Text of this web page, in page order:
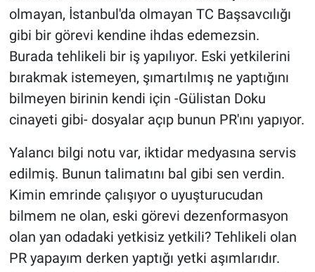
olmayan, İstanbul'da olmayan TC Başsavcılığı
gibi bir görevi kendine ihdas edemezsin.
Burada tehlikeli bir iş yapılıyor. Eski yetkilerini
bırakmak istemeyen, şımartılmış ne yaptığını
bilmeyen birinin kendi için -Gülistan Doku
cinayeti gibi- dosyalar açıp bunun PR'ını yapıyor.
Yalancı bilgi notu var, iktidar medyasına servis
edilmiş. Bunun talimatını bal gibi sen verdin.
Kimin emrinde çalışıyor o uyuşturucudan
bilmem ne olan, eski görevi dezenformasyon
olan yan odadaki yetkisiz yetkili? Tehlikeli olan
PR yapayım derken yaptığı yetki aşımlarıdır.